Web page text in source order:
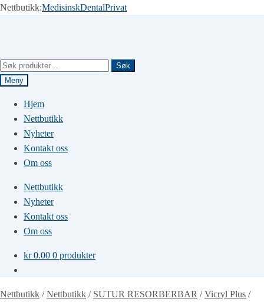
Nettbutikk:MedisinskDentalPrivat
Søk
etter:
Søk
Meny
Hjem
Nettbutikk
Nyheter
Kontakt oss
Om oss
Nettbutikk
Nyheter
Kontakt oss
Om oss
kr0.00 0 produkter
Nettbutikk /Nettbutikk / SUTUR RESORBERBAR /Vicryl Plus /